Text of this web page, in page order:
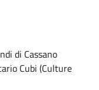
di Cassano
Cubi (Culture